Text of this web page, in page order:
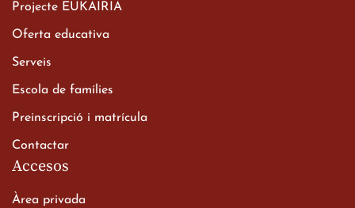
Xerrada del Sr. Bisbe als
Batxillerat
Projecte EUKAIRIA
Oferta educativa
Serveis
Escola de famílies
Preinscripció i matrícula
Contactar
Accesos
Àrea privada